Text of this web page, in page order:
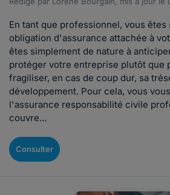
En tant que professionnel, vous êtes
obligation d'assurance attachée à
êtes simplement de nature à
protéger votre entreprise plutôt que
fragiliser, en cas de coup dur, sa
développement. Pour cela, vous
l'assurance responsabilité civile
couvre...
Consulter